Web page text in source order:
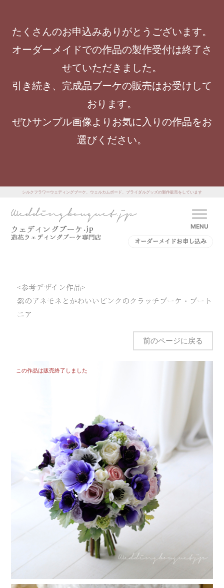
たくさんのお申込みありがとうございます。
オーダーメイドでの作品の製作受付は終了さ
せていただきました。
引き続き、完成品ブーケの販売はお受けして
おります。
ぜひサンプル画像よりお気に入りの作品をお
選びください。
シルクフラワーウェディングブーケ、ウェルカムボード、ブライダルグッズの製作販売をしています
MENU
オーダーメイドお申し込み
<参考デザイン作品>
紫のアネモネとかわいいピンクのクラッチブーケ・ブート
ニア
前のページに戻る
この作品は販売終了しました